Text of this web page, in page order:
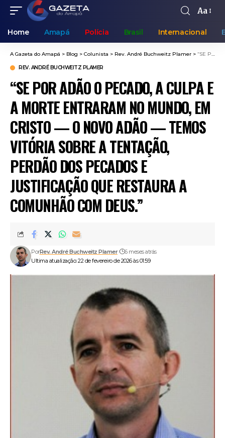
Aa
Home Amapá Polícia Brasil Internacional
A Gazeta do Amapá > Blog > Colunista > Rev. André Buchweitz Plamer > “SE POR ADÃO O PECADO, A CULPA E A MORTE ENTRARAM NO MUNDO, EM CRISTO — O NOVO ADÃO — TEMOS VITÓRIA SOBRE A TENTAÇÃO, PERDÃO DOS PECADOS E JUSTIFICAÇÃO QUE RESTAURA A COMUNHÃO COM DEUS.”
REV. ANDRÉ BUCHWEITZ PLAMER
“SE POR ADÃO O PECADO, A CULPA E
A MORTE ENTRARAM NO MUNDO, EM
CRISTO — O NOVO ADÃO — TEMOS
VITÓRIA SOBRE A TENTAÇÃO,
PERDÃO DOS PECADOS E
JUSTIFICAÇÃO QUE RESTAURA A
COMUNHÃO COM DEUS.”
Ultima atualização: 22 de fevereiro de 2026 às 01:59
PorRev. André Buchweitz Plamer 6 meses atrás